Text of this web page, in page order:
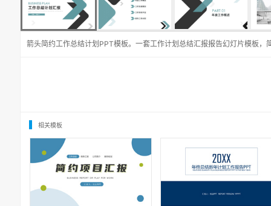
箭头简约工作总结计划PPT模板。一套工作计划总结汇报报告幻灯片模板，
相关模板